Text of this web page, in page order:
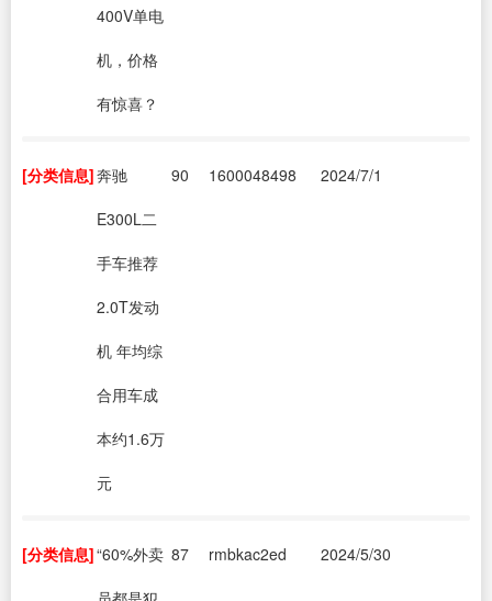
400V单电
机，价格
有惊喜？
[分类信息]奔驰
E300L二
手车推荐
2.0T发动
机 年均综
合用车成
本约1.6万
元
90 1600048498 2024/7/1
[分类信息]“60%外卖 87 rmbkac2ed 2024/5/30